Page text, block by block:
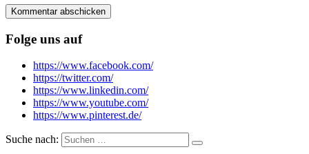
Folge uns auf
https://www.facebook.com/
https://twitter.com/
https://www.linkedin.com/
https://www.youtube.com/
https://www.pinterest.de/
Suche nach: